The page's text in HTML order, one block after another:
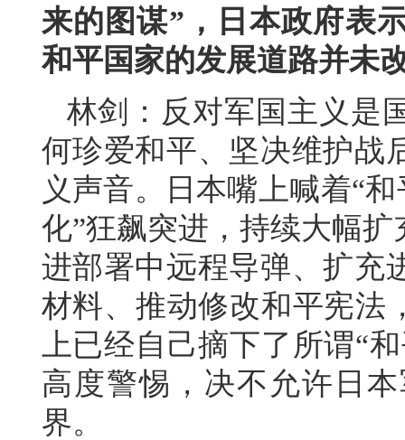
来的图谋”，日本政府表
和平国家的发展道路并未
林剑：反对军国主义是
何珍爱和平、坚决维护战
义声音。日本嘴上喊着“
化”狂飙突进，持续大幅
进部署中远程导弹、扩充
材料、推动修改和平宪法
上已经自己摘下了所谓“
高度警惕，决不允许日
界。